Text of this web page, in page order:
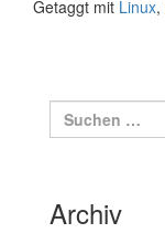
PPP-
Getaggt mit Linux,
Suche
nach:
Archiv